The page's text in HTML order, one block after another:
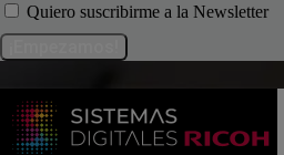
Quiero suscribirme a la Newsletter